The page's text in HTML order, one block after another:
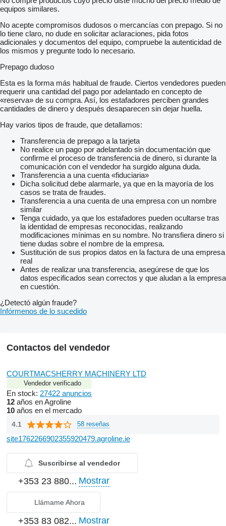
equipos similares.
No acepte compromisos dudosos o mercancías con prepago. Si no
lo tiene claro, no dude en solicitar aclaraciones, pida fotos
adicionales y documentos del equipo, compruebe la autenticidad de
los mismos y pregunte todo lo necesario.
Prepago dudoso
Esta es la forma más habitual de fraude. Ciertos vendedores pueden
requerir una cantidad del pago por adelantado en concepto de
«reserva» de su compra. Así, los estafadores perciben grandes
cantidades de dinero y después desaparecen sin dejar huella.
Hay varios tipos de fraude, que detallamos:
Transferencia de prepago a la tarjeta
No realice un pago por adelantado sin documentación que
confirme el proceso de transferencia de dinero, si durante la
comunicación con el vendedor ha surgido alguna duda.
Transferencia a una cuenta «fiduciaria»
Dicha solicitud debe alarmarle, ya que en la mayoría de los
casos se trata de fraudes.
Transferencia a una cuenta de una empresa con un nombre
similar
Tenga cuidado, ya que los estafadores pueden ocultarse tras
la identidad de empresas reconocidas, realizando
modificaciones mínimas en su nombre. No transfiera dinero si
tiene dudas sobre el nombre de la empresa.
Sustitución de sus propios datos en la factura de una empresa
real
Antes de realizar una transferencia, asegúrese de que los
datos especificados sean correctos y que aludan a la empresa
en cuestión.
¿Detectó algún fraude?
Infórmenos de lo sucedido
Contactos del vendedor
COURTMACSHERRY MACHINERY LTD
Vendedor verificado
En stock: 27422 anuncios
12 años en Agroline
10 años en el mercado
4.1 58 reseñas
site1762266902355920479.agroline.ie
Suscribirse al vendedor
+353 23 880... Mostrar
Llámame Ahora
+353 83 082... Mostrar